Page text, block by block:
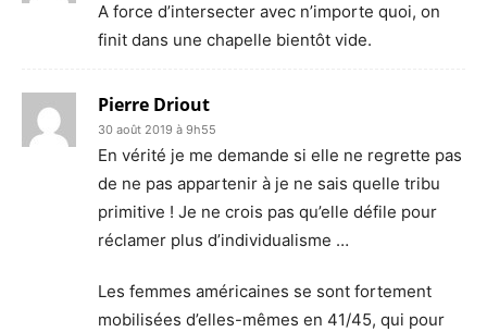
A force d’intersecter avec n’importe quoi, on
finit dans une chapelle bientôt vide.
Pierre Driout
30 août 2019 à 9h55
En vérité je me demande si elle ne regrette pas
de ne pas appartenir à je ne sais quelle tribu
primitive ! Je ne crois pas qu’elle défile pour
réclamer plus d’individualisme …
Les femmes américaines se sont fortement
mobilisées d’elles-mêmes en 41/45, qui pour